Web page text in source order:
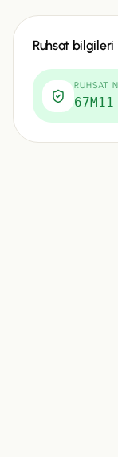
Ruhsat bilgileri
RUHSAT
67M11